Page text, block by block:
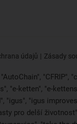
údajů Zásady
"CFRIP",
"e-ketten", "e-
"igus", "igus
pro delší